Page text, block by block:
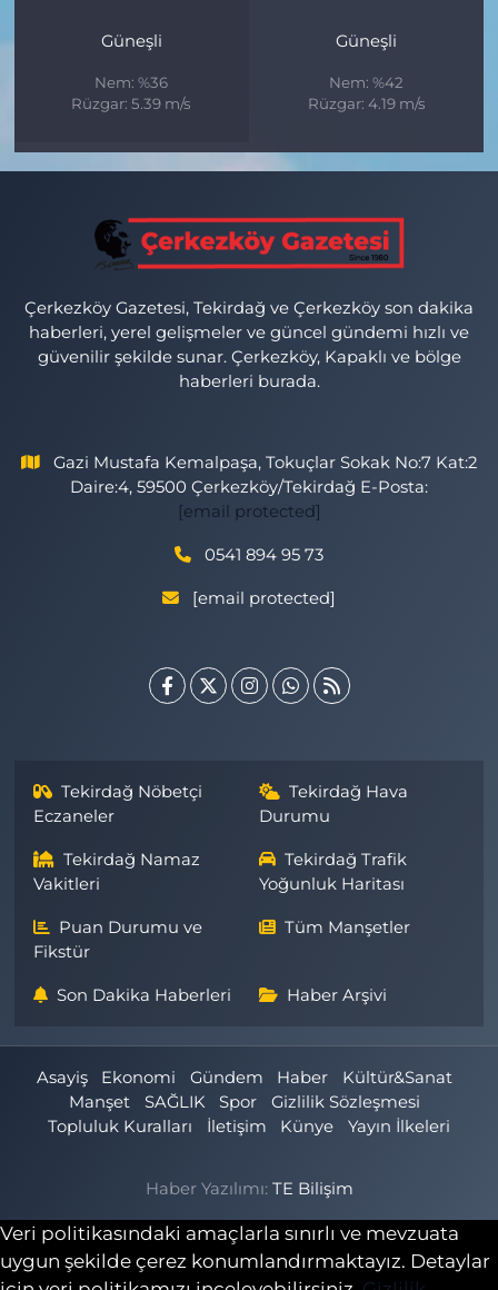
Güneşli
Nem: %36
Rüzgar: 5.39 m/s
Güneşli
Nem: %42
Rüzgar: 4.19 m/s
Çerkezköy Gazetesi, Tekirdağ ve Çerkezköy son dakika
haberleri, yerel gelişmeler ve güncel gündemi hızlı ve
güvenilir şekilde sunar. Çerkezköy, Kapaklı ve bölge
haberleri burada.
Gazi Mustafa Kemalpaşa, Tokuçlar Sokak No:7 Kat:2
Daire:4, 59500 Çerkezköy/Tekirdağ E-Posta:
[email protected]
0541 894 95 73
[email protected]
Tekirdağ Nöbetçi
Eczaneler
Tekirdağ Hava
Durumu
Tekirdağ Namaz
Vakitleri
Tekirdağ Trafik
Yoğunluk Haritası
Puan Durumu ve
Fikstür
Tüm Manşetler
Son Dakika Haberleri Haber Arşivi
Asayiş Ekonomi Gündem Haber
Kültür&Sanat
Manşet
SAĞLIK Spor
Gizlilik Sözleşmesi
Topluluk Kuralları
İletişim Künye Yayın İlkeleri
Haber Yazılımı: TE Bilişim
Veri politikasındaki amaçlarla sınırlı ve mevzuata
uygun şekilde çerez konumlandırmaktayız. Detaylar